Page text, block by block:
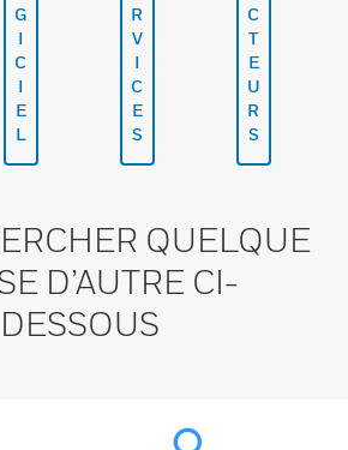
G
I
C
I
E
L
R
V
I
C
E
S
C
T
E
U
R
S
QUELQUE
D’AUTRE CI-
DESSOUS